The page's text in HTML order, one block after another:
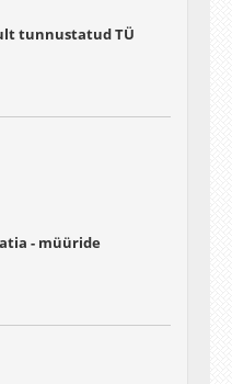
tunnustatud TÜ
- müüride